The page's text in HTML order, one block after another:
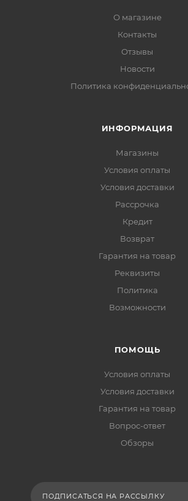
О магазине
Контакты
Отзывы
Новости
Политика
ИНФОРМАЦИЯ
Магазины
Условия оплаты
Условия доставки
Рассрочка
Кредит
Возврат
Гарантия на товар
Реквизиты
Политика
Возможности
ПОМОЩЬ
Условия оплаты
Условия доставки
Гарантия на товар
Вопрос-ответ
Обзоры
ПОДПИСАТЬСЯ НА РАССЫЛКУ